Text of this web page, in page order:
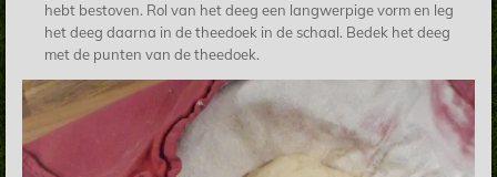
hebt bestoven. Rol van het deeg een langwerpige vorm en leg
het deeg daarna in de theedoek in de schaal. Bedek het deeg
met de punten van de theedoek.